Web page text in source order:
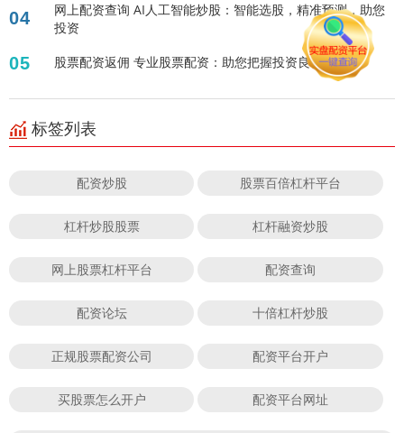
04
网上配资查询 AI人工智能炒股：智能选股，精准预测，助您
投资
05 股票配资返佣 专业股票配资：助您把握投资良机
标签列表
配资炒股 股票百倍杠杆平台
杠杆炒股股票 杠杆融资炒股
网上股票杠杆平台 配资查询
配资论坛 十倍杠杆炒股
正规股票配资公司 配资平台开户
买股票怎么开户 配资平台网址